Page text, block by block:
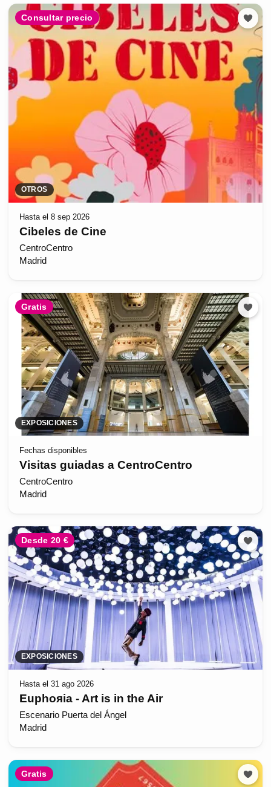
Consultar precio
OTROS
Hasta el 8 sep 2026
Cibeles de Cine
CentroCentro
Madrid
Gratis
EXPOSICIONES
Fechas disponibles
Visitas guiadas a CentroCentro
CentroCentro
Madrid
Desde 20 €
EXPOSICIONES
Hasta el 31 ago 2026
Euphoяia - Art is in the Air
Escenario Puerta del Ángel
Madrid
Gratis